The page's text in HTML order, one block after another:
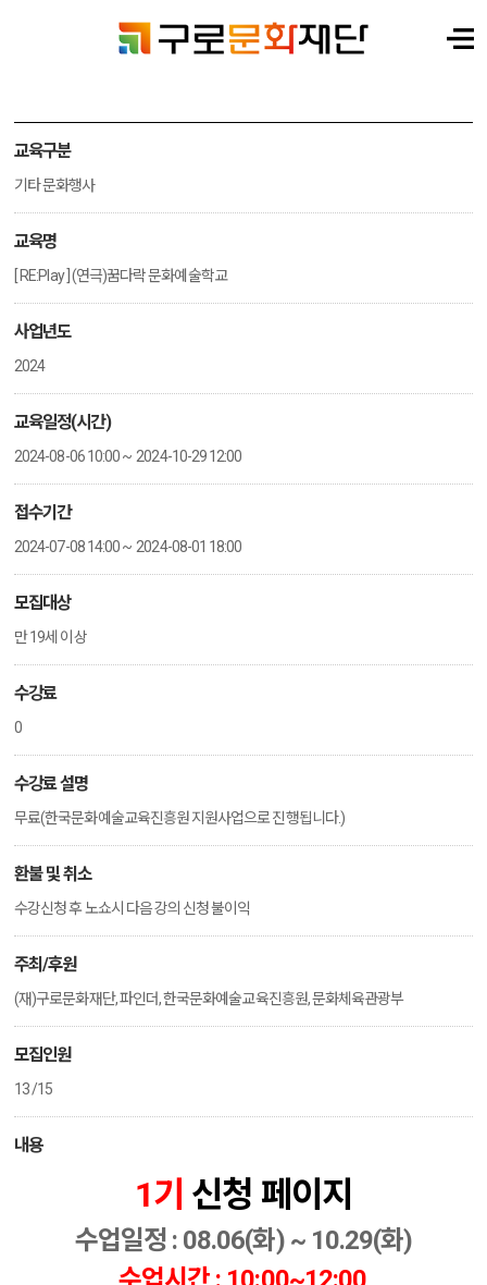
교육구분
기타 문화행사
교육명
[ RE:Play ] (연극)꿈다락 문화예술학교
사업년도
2024
교육일정(시간)
2024-08-06 10:00 ~ 2024-10-29 12:00
접수기간
2024-07-08 14:00 ~ 2024-08-01 18:00
모집대상
만 19세 이상
수강료
0
수강료 설명
무료(한국문화예술교육진흥원 지원사업으로 진행됩니다.)
환불 및 취소
수강신청 후 노쇼시 다음 강의 신청 불이익
주최/후원
(재)구로문화재단, 파인더, 한국문화예술교육진흥원, 문화체육관광부
모집인원
13 /15
내용
1기 신청 페이지
수업일정 : 08.06(화) ~ 10.29(화)